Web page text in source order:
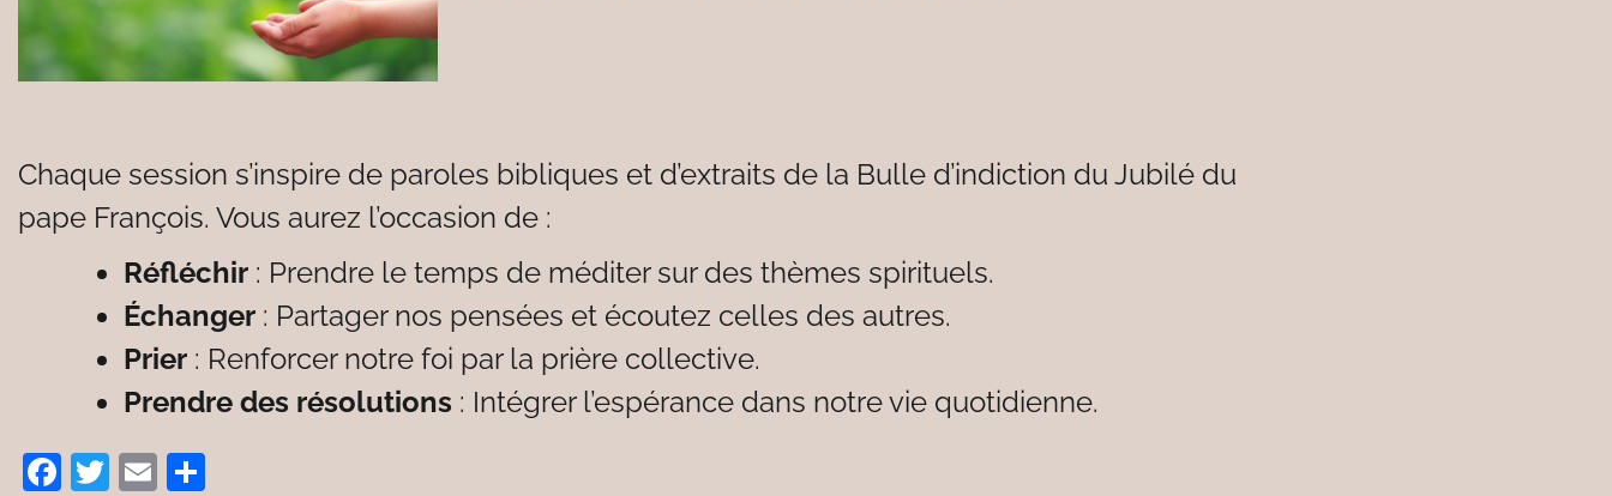
Chaque session s’inspire de paroles bibliques et d’extraits de la Bulle d’indiction du Jubilé du
pape François. Vous aurez l’occasion de :
Réfléchir : Prendre le temps de méditer sur des thèmes spirituels.
Échanger : Partager nos pensées et écoutez celles des autres.
Prier : Renforcer notre foi par la prière collective.
Prendre des résolutions : Intégrer l’espérance dans notre vie quotidienne.
Facebook
Twitter
Email